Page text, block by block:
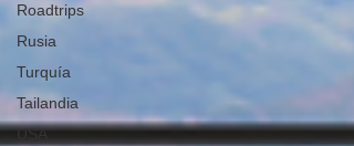
Roadtrips
Rusia
Turquía
Tailandia
USA